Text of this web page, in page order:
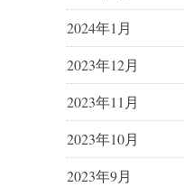
2024年1月
2023年12月
2023年11月
2023年10月
2023年9月